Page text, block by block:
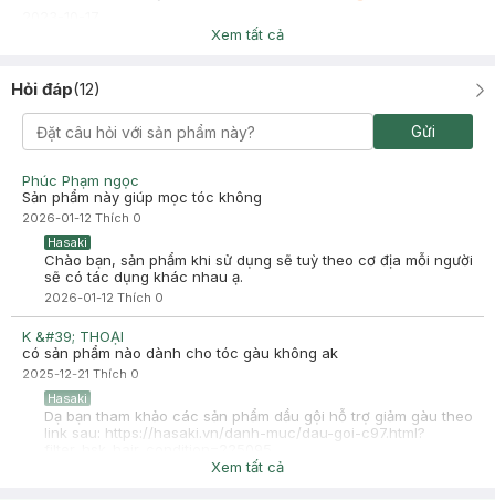
SP tốt, gội và kết hợp chai dưỡng tóc, tóc mềm mượt, chắc khỏe
Xem tất cả
Hỏi đáp(12)
Gửi
Phúc Phạm ngọc
Sản phẩm này giúp mọc tóc không
2026-01-12 Thích 0
Hasaki
Chào bạn, sản phẩm khi sử dụng sẽ tuỳ theo cơ địa mỗi người
sẽ có tác dụng khác nhau ạ.
2026-01-12 Thích 0
K &#39; THOẠI
có sản phẩm nào dành cho tóc gàu không ak
2025-12-21 Thích 0
Hasaki
Dạ bạn tham khảo các sản phẩm dầu gội hỗ trợ giảm gàu theo
link sau: https://hasaki.vn/danh-muc/dau-goi-c97.html?
Xem tất cả